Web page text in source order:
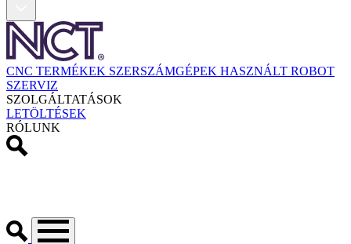
CNC TERMÉKEK SZERSZÁMGÉPEK HASZNÁLT ROBOT
SZERVIZ
SZOLGÁLTATÁSOK
LETÖLTÉSEK
RÓLUNK